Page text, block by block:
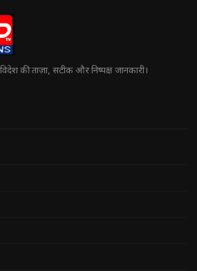
की ताज़ा, सटीक और निष्पक्ष जानकारी।